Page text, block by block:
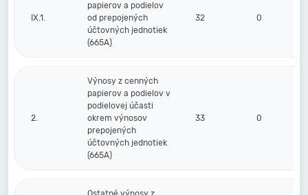
IX.1.
papierov a podielov
od prepojených
účtovných jednotiek
(665A)
32 0
2.
Výnosy z cenných
papierov a podielov v
podielovej účasti
okrem výnosov
prepojených
účtovných jednotiek
(665A)
33 0